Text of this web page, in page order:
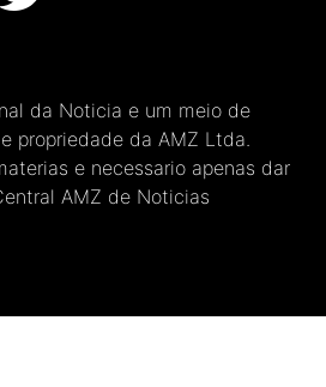
da Noticia e um meio de
propriedade da AMZ Ltda.
e necessario apenas dar
AMZ de Noticias